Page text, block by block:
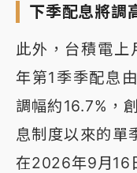
下季配息將調
此外，台積電
年第1季季配息
調幅約16.7%，
息制度以來的單
在2026年9月16